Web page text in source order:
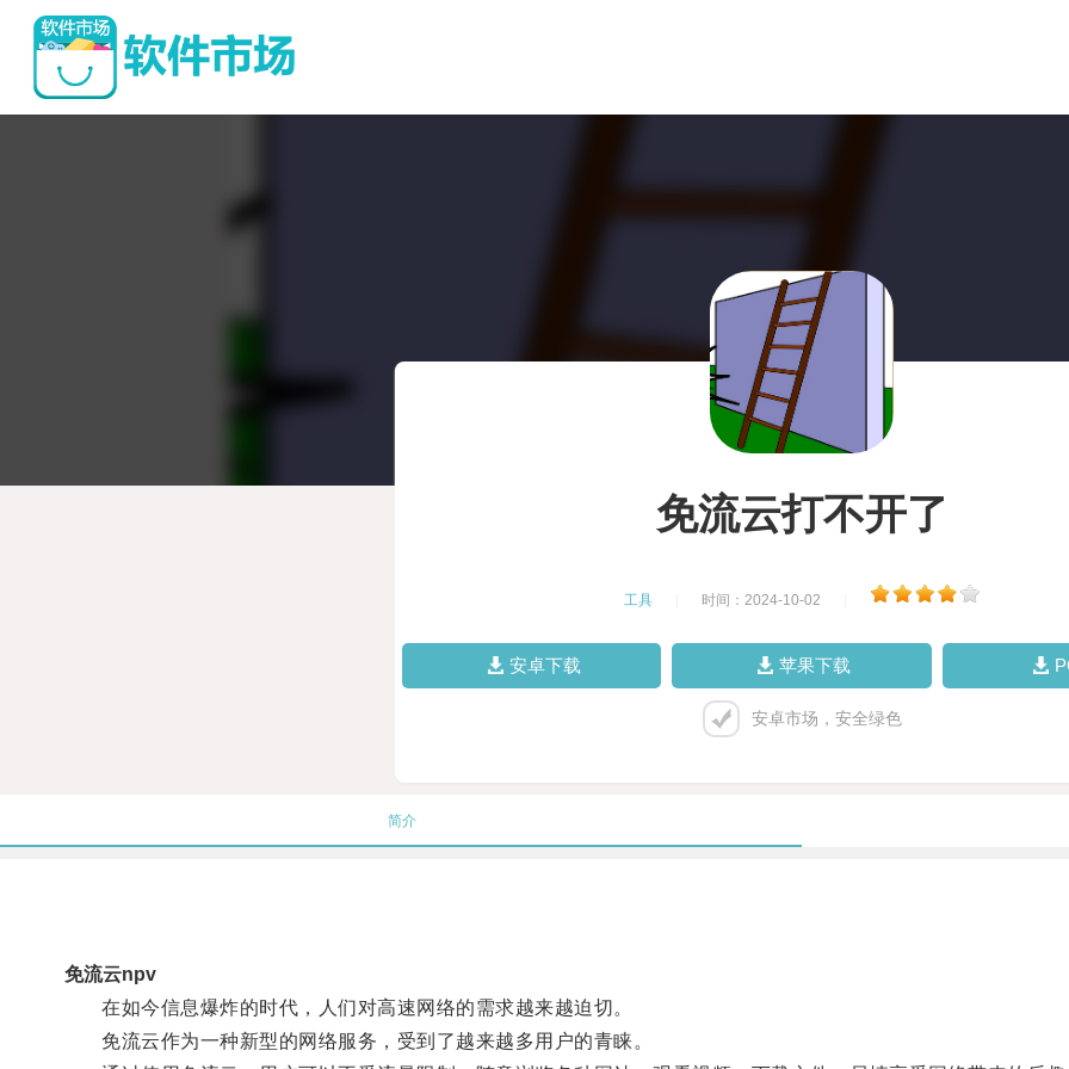
免流云打不开了
工具 时间：2024-10-02
安卓下载 苹果下载
安卓市场，安全绿色
简介
免流云npv
在如今信息爆炸的时代，人们对高速网络的需求越来越迫切。
免流云作为一种新型的网络服务，受到了越来越多用户的青睐。